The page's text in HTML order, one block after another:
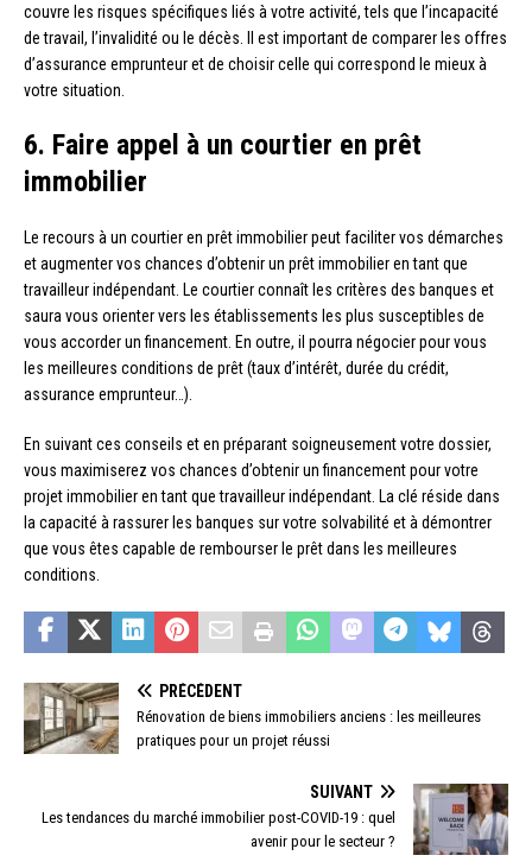
couvre les risques spécifiques liés à votre activité, tels que l’incapacité
de travail, l’invalidité ou le décès. Il est important de comparer les offres
d’assurance emprunteur et de choisir celle qui correspond le mieux à
votre situation.
6. Faire appel à un courtier en prêt
immobilier
Le recours à un courtier en prêt immobilier peut faciliter vos démarches
et augmenter vos chances d’obtenir un prêt immobilier en tant que
travailleur indépendant. Le courtier connaît les critères des banques et
saura vous orienter vers les établissements les plus susceptibles de
vous accorder un financement. En outre, il pourra négocier pour vous
les meilleures conditions de prêt (taux d’intérêt, durée du crédit,
assurance emprunteur…).
En suivant ces conseils et en préparant soigneusement votre dossier,
vous maximiserez vos chances d’obtenir un financement pour votre
projet immobilier en tant que travailleur indépendant. La clé réside dans
la capacité à rassurer les banques sur votre solvabilité et à démontrer
que vous êtes capable de rembourser le prêt dans les meilleures
conditions.
PRÉCÉDENT
Rénovation de biens immobiliers anciens : les meilleures
pratiques pour un projet réussi
SUIVANT
Les tendances du marché immobilier post-COVID-19 : quel
avenir pour le secteur ?